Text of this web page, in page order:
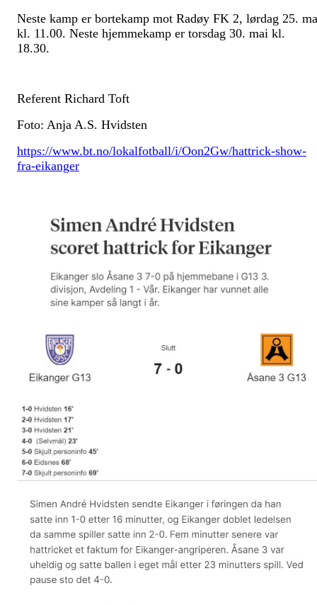
Neste kamp er bortekamp mot Radøy FK 2, lørdag 25.
kl. 11.00. Neste hjemmekamp er torsdag 30. mai kl.
18.30.
Referent Richard Toft
Foto: Anja A.S. Hvidsten
https://www.bt.no/lokalfotball/i/Oon2Gw/hattrick-show-
fra-eikanger